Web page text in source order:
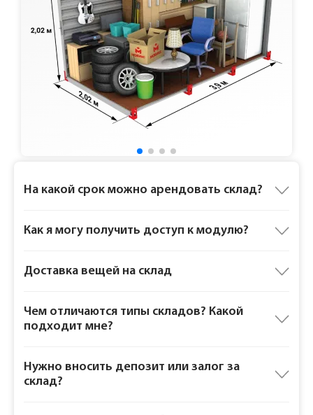
На какой срок можно арендовать склад?
Как я могу получить доступ к модулю?
Доставка вещей на склад
Чем отличаются типы складов? Какой
подходит мне?
Нужно вносить депозит или залог за
склад?